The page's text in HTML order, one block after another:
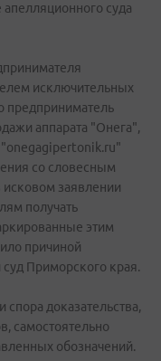
суда
исключительных
предприниматель
аппарата "Онега",
"onegagipertonik.ru"
со словесным
заявлении
получать
этим
причиной
Приморского края.
доказательства,
самостоятельно
обозначений.